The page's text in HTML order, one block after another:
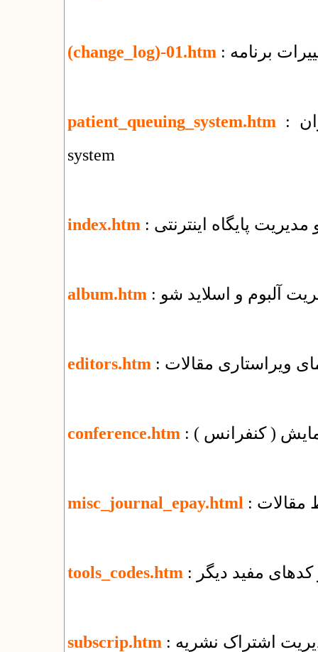
(change_log)-01.htm برنامه
patient_queuing_system.htm : سامانه نوبت دهی بیماران : patient queuing
system
index.htm پایگاه اینترنتی
album.htm آلبوم و اسلاید شو
editors.htm ویراستاری مقالات
conference.htm ( کنفرانس )
misc_journal_epay.html مقالات
tools_codes.htm کدهای مفید دیگر
subscrip.htm اشتراک نشریه